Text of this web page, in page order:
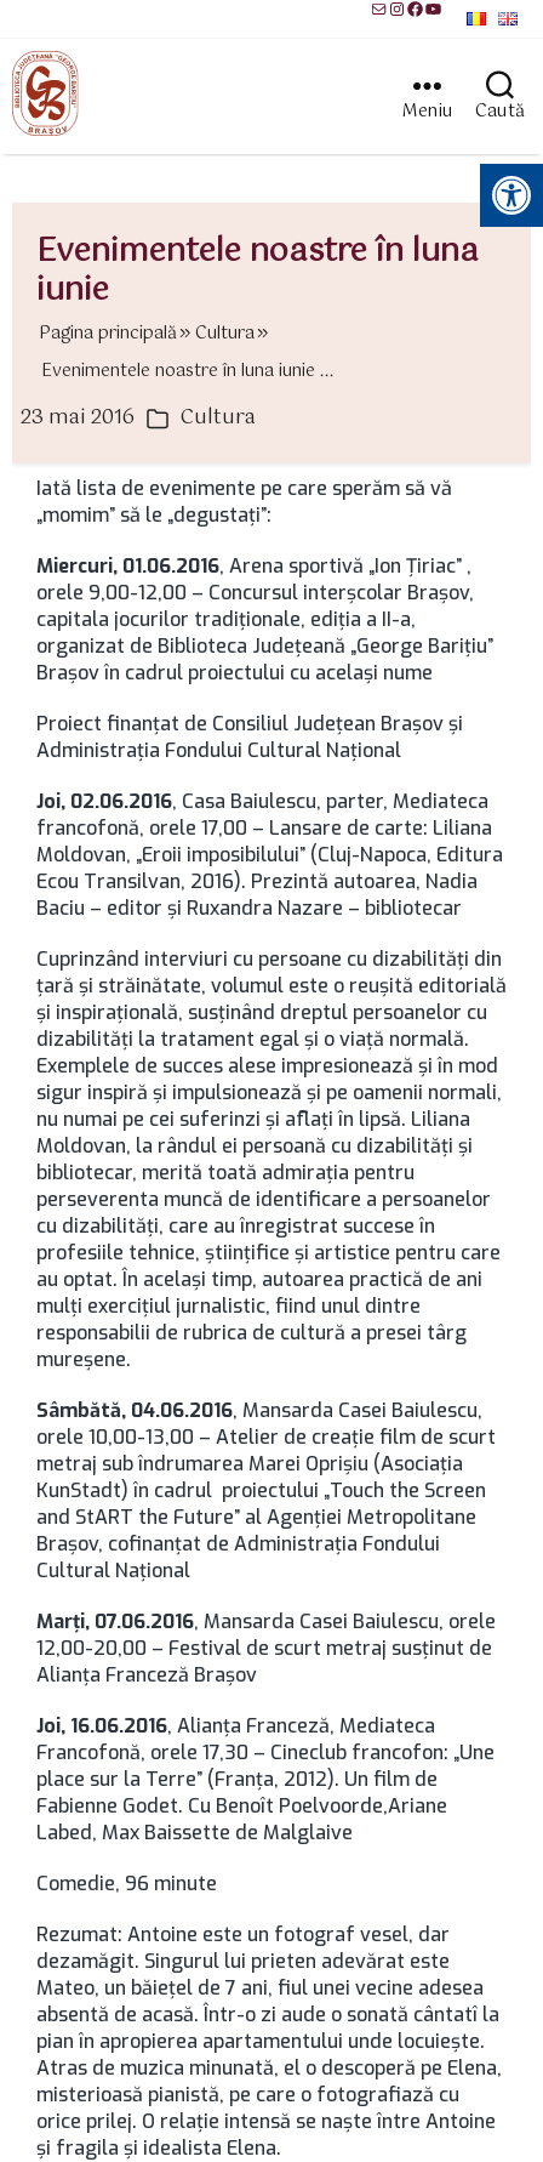
MailInstagram
Facebook
YouTube
Meniu Caută
Instrumente pentru accesibilitate
Evenimentele noastre în luna
iunie
Pagina principală
Cultura
Evenimentele noastre în luna iunie ...
23 mai 2016 Categorii
Cultura
Iată lista de evenimente pe care sperăm să vă
„momim” să le „degustaţi”:
Miercuri, 01.06.2016, Arena sportivă „Ion Ţiriac” ,
orele 9,00-12,00 – Concursul interşcolar Braşov,
capitala jocurilor tradiţionale, ediţia a II-a,
organizat de Biblioteca Judeţeană „George Bariţiu”
Braşov în cadrul proiectului cu acelaşi nume
Proiect finanţat de Consiliul Judeţean Braşov şi
Administraţia Fondului Cultural Naţional
Joi, 02.06.2016, Casa Baiulescu, parter, Mediateca
francofonă, orele 17,00 – Lansare de carte: Liliana
Moldovan, „Eroii imposibilului” (Cluj-Napoca, Editura
Ecou Transilvan, 2016). Prezintă autoarea, Nadia
Baciu – editor şi Ruxandra Nazare – bibliotecar
Cuprinzând interviuri cu persoane cu dizabilităţi din
ţară şi străinătate, volumul este o reuşită editorială
şi inspiraţională, susţinând dreptul persoanelor cu
dizabilităţi la tratament egal şi o viaţă normală.
Exemplele de succes alese impresionează şi în mod
sigur inspiră şi impulsionează şi pe oamenii normali,
nu numai pe cei suferinzi şi aflaţi în lipsă. Liliana
Moldovan, la rândul ei persoană cu dizabilităţi şi
bibliotecar, merită toată admiraţia pentru
perseverenta muncă de identificare a persoanelor
cu dizabilităţi, care au înregistrat succese în
profesiile tehnice, ştiinţifice şi artistice pentru care
au optat. În acelaşi timp, autoarea practică de ani
mulţi exerciţiul jurnalistic, fiind unul dintre
responsabilii de rubrica de cultură a presei târg
mureşene.
Sâmbătă, 04.06.2016, Mansarda Casei Baiulescu,
orele 10,00-13,00 – Atelier de creaţie film de scurt
metraj sub îndrumarea Marei Oprişiu (Asociaţia
KunStadt) în cadrul proiectului „Touch the Screen
and StART the Future” al Agenţiei Metropolitane
Braşov, cofinanţat de Administraţia Fondului
Cultural Naţional
Marţi, 07.06.2016, Mansarda Casei Baiulescu, orele
12,00-20,00 – Festival de scurt metraj susţinut de
Alianţa Franceză Braşov
Joi, 16.06.2016, Alianţa Franceză, Mediateca
Francofonă, orele 17,30 – Cineclub francofon: „Une
place sur la Terre” (Franţa, 2012). Un film de
Fabienne Godet. Cu Benoît Poelvoorde,Ariane
Labed, Max Baissette de Malglaive
Comedie, 96 minute
Rezumat: Antoine este un fotograf vesel, dar
dezamăgit. Singurul lui prieten adevărat este
Mateo, un băieţel de 7 ani, fiul unei vecine adesea
absentă de acasă. Într-o zi aude o sonată cântatî la
pian în apropierea apartamentului unde locuieşte.
Atras de muzica minunată, el o descoperă pe Elena,
misterioasă pianistă, pe care o fotografiază cu
orice prilej. O relaţie intensă se naşte între Antoine
şi fragila şi idealista Elena.